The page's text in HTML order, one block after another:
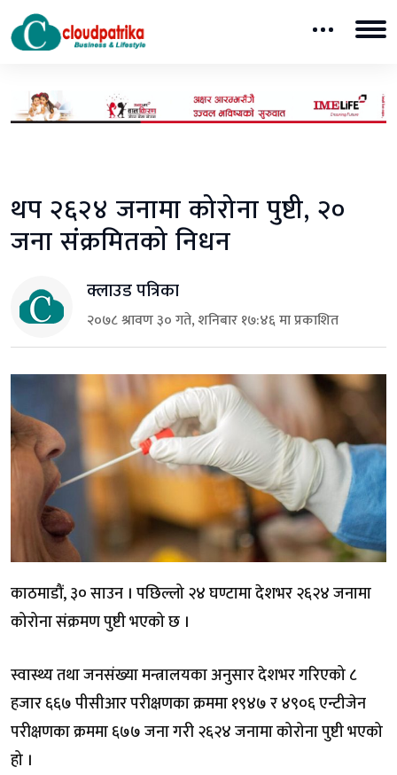
थप २६२४ जनामा कोरोना पुष्टी, २०
जना संक्रमितको निधन
क्लाउड पत्रिका
२०७८ श्रावण ३० गते, शनिबार १७:४६ मा प्रकाशित
काठमाडौं, ३० साउन । पछिल्लो २४ घण्टामा देशभर २६२४ जनामा
कोरोना संक्रमण पुष्टी भएको छ ।
स्वास्थ्य तथा जनसंख्या मन्त्रालयका अनुसार देशभर गरिएको ८
हजार ६६७ पीसीआर परीक्षणका क्रममा १९४७ र ४९०६ एन्टीजेन
परीक्षणका क्रममा ६७७ जना गरी २६२४ जनामा कोरोना पुष्टी भएको
हो ।